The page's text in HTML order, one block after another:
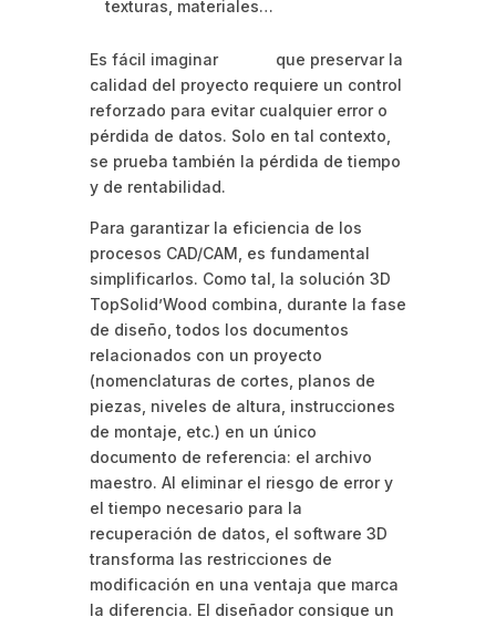
texturas, materiales…
Es fácil imaginar que preservar la
calidad del proyecto requiere un control
reforzado para evitar cualquier error o
pérdida de datos. Solo en tal contexto,
se prueba también la pérdida de tiempo
y de rentabilidad.
Para garantizar la eficiencia de los
procesos CAD/CAM, es fundamental
simplificarlos. Como tal, la solución 3D
TopSolid’Wood combina, durante la fase
de diseño, todos los documentos
relacionados con un proyecto
(nomenclaturas de cortes, planos de
piezas, niveles de altura, instrucciones
de montaje, etc.) en un único
documento de referencia: el archivo
maestro. Al eliminar el riesgo de error y
el tiempo necesario para la
recuperación de datos, el software 3D
transforma las restricciones de
modificación en una ventaja que marca
la diferencia. El diseñador consigue un